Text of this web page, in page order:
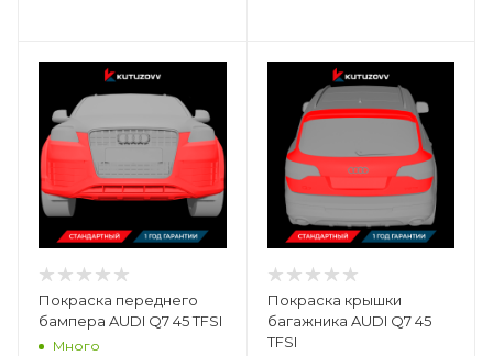
Покраска переднего
бампера AUDI Q7 45 TFSI
Много
Покраска крышки
багажника AUDI Q7 45
TFSI